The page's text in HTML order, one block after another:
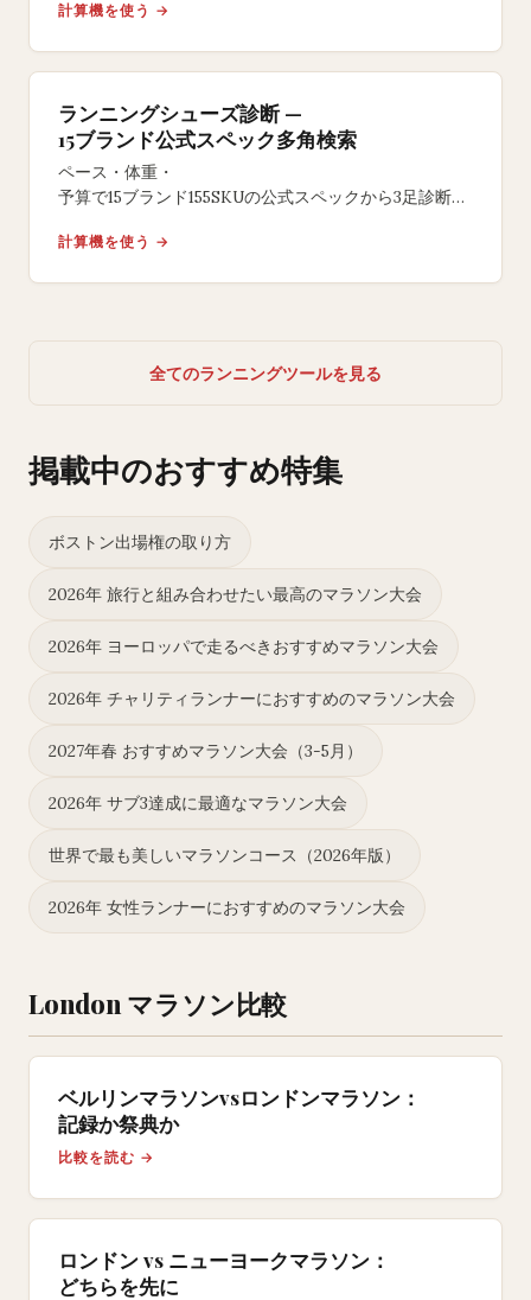
レース当日の風対策に。
計算機を使う →
ランニングシューズ診断 —
15ブランド公式スペック多角検索
ペース・体重・
予算で15ブランド155SKUの公式スペックから3足診断。
アフィリエイト並び替えなし。再抽選可。
計算機を使う →
全てのランニングツールを見る
掲載中のおすすめ特集
ボストン出場権の取り方
2026年 旅行と組み合わせたい最高のマラソン大会
2026年 ヨーロッパで走るべきおすすめマラソン大会
2026年 チャリティランナーにおすすめのマラソン大会
2027年春 おすすめマラソン大会（3-5月）
2026年 サブ3達成に最適なマラソン大会
世界で最も美しいマラソンコース（2026年版）
2026年 女性ランナーにおすすめのマラソン大会
London マラソン比較
ベルリンマラソンvsロンドンマラソン：
記録か祭典か
比較を読む →
ロンドン vs ニューヨークマラソン：
どちらを先に